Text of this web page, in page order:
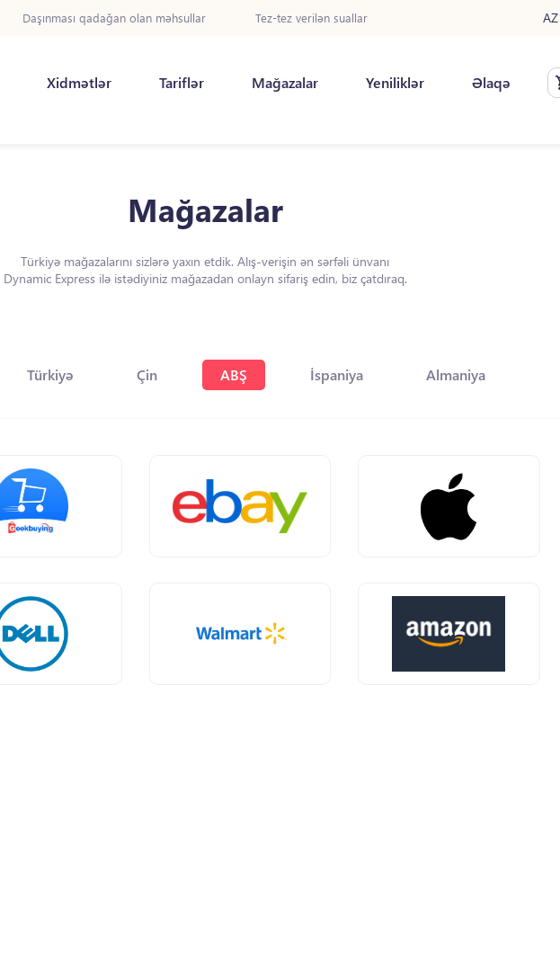
Daşınması qadağan olan məhsullar Tez-tez verilən suallar AZ
Xidmətlər Tariflər Mağazalar Yeniliklər Əlaqə
Mağazalar
Türkiyə mağazalarını sizlərə yaxın etdik. Alış-verişin ən sərfəli ünvanı
Dynamic Express ilə istədiyiniz mağazadan onlayn sifariş edin, biz çatdıraq.
Türkiyə Çin ABŞ İspaniya Almaniya